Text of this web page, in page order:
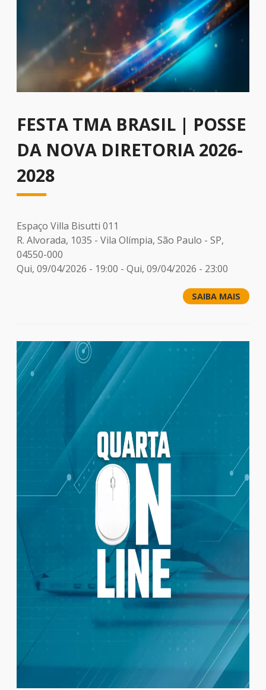
FESTA TMA BRASIL | POSSE
DA NOVA DIRETORIA 2026-
2028
Espaço Villa Bisutti 011
R. Alvorada, 1035 - Vila Olímpia, São Paulo - SP,
04550-000
Qui, 09/04/2026 - 19:00 - Qui, 09/04/2026 - 23:00
SAIBA MAIS